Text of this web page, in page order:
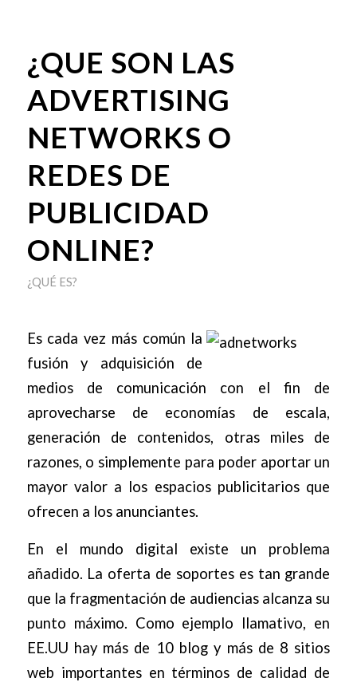
¿QUE SON LAS
ADVERTISING
NETWORKS O
REDES DE
PUBLICIDAD
ONLINE?
¿QUÉ ES?
Es cada vez más común la
fusión y adquisición de
medios de comunicación con el fin de
aprovecharse de economías de escala,
generación de contenidos, otras miles de
razones, o simplemente para poder aportar un
mayor valor a los espacios publicitarios que
ofrecen a los anunciantes.
En el mundo digital existe un problema
añadido. La oferta de soportes es tan grande
que la fragmentación de audiencias alcanza su
punto máximo. Como ejemplo llamativo, en
EE.UU hay más de 10 blog y más de 8 sitios
web importantes en términos de calidad de